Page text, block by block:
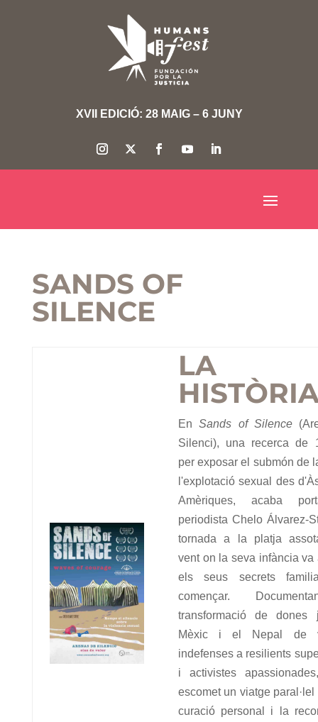
XVII EDICIÓ: 28 MAIG – 6 JUNY
SANDS OF
SILENCE
LA
EnSands of Silence
Silenci), una recerca de
per exposar el submón de
l'explotació sexual des
Amèriques, acaba
periodista Chelo Álvarez-
tornada a la platja
vent on la seva infància va
els seus secrets
començar.
transformació de dones
Mèxic i el Nepal de
indefenses a resilients
i activistes
escomet un viatge
curació personal i la